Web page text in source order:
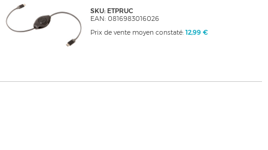
SKU: ETPRUC
EAN: 0816983016026
Prix de vente moyen constaté: 12,99 €